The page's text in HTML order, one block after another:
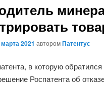
2021 авторомПатентус
в которую
Роспатента об